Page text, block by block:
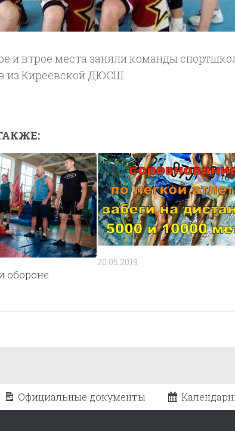
и втрое места заняли команды
из Киреевской ДЮСШ.
обороне
20.05.2019
Официальные документы